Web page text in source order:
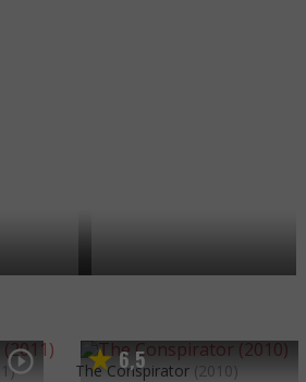
6,5
The Conspirator (2010)